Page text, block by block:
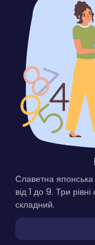
Славетна японська
від 1 до 9. Три
складний.